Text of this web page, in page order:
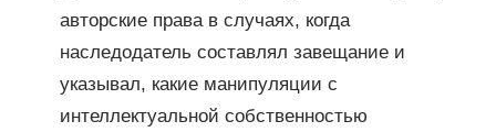
авторские права в случаях, когда
наследодатель составлял завещание и
указывал, какие манипуляции с
интеллектуальной собственностью